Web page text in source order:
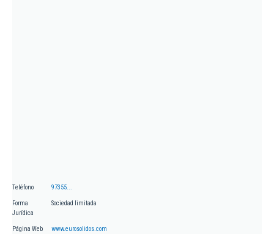
Teléfono 97355...
Forma
Jurídica
Sociedad limitada
Página Web www.eurosolidos.com